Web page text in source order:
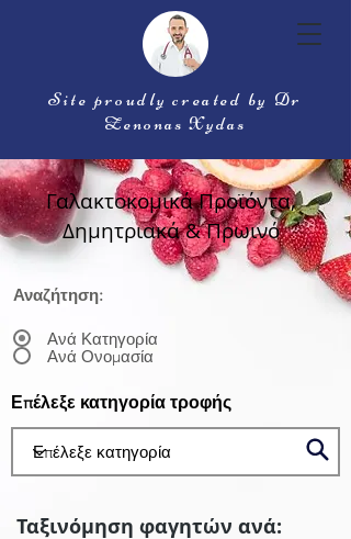
Site proudly created by Dr
Zenonas Xydas
Γαλακτοκομικά Προϊόντα,
Δημητριακά & Πρωινό
Αναζήτηση:
Ανά Κατηγορία
Ανά Ονομασία
Επέλεξε κατηγορία τροφής
Ταξινόμηση φαγητών ανά: